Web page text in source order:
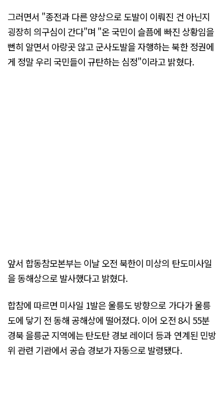
그러면서 "종전과 다른 양상으로 도발이 이뤄진 건 아닌지
굉장히 의구심이 간다"며 "온 국민이 슬픔에 빠진 상황임을
뻔히 알면서 아랑곳 않고 군사도발을 자행하는 북한 정권에
게 정말 우리 국민들이 규탄하는 심정"이라고 밝혔다.
앞서 합동참모본부는 이날 오전 북한이 미상의 탄도미사일
을 동해상으로 발사했다고 밝혔다.
합참에 따르면 미사일 1발은 울릉도 방향으로 가다가 울릉
도에 닿기 전 동해 공해상에 떨어졌다. 이어 오전 8시 55분
경북 을릉군 지역에는 탄도탄 경보 레이더 등과 연계된 민방
위 관련 기관에서 공습 경보가 자동으로 발령됐다.